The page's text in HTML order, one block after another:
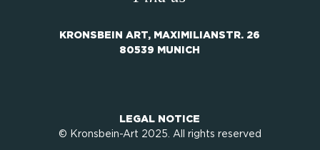
KRONSBEIN ART, MAXIMILIANSTR. 26
80539 MUNICH
LEGAL NOTICE
© Kronsbein-Art 2025. All rights reserved